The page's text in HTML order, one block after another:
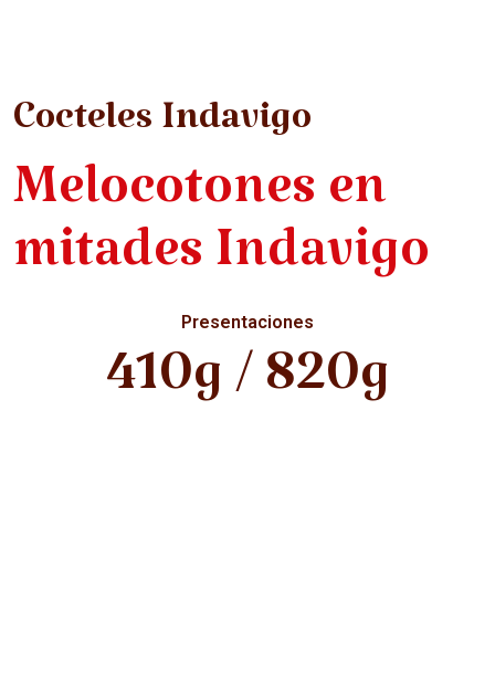
Cocteles Indavigo
Melocotones en
mitades Indavigo
Presentaciones
410g / 820g